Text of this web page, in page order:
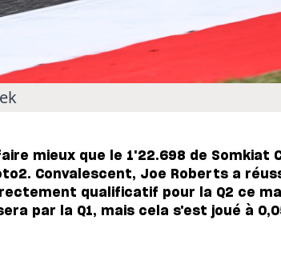
mieux que le 1'22.698 de Somkiat
Convalescent, Joe Roberts a
qualificatif pour la Q2 ce
par la Q1, mais cela s'est joué à